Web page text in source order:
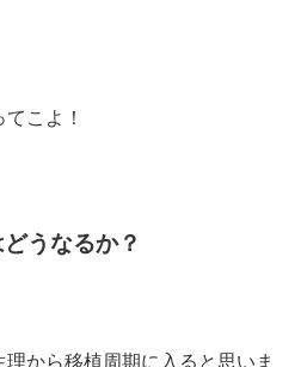
こよ！
うなるか？
から移植周期に入ると思いま